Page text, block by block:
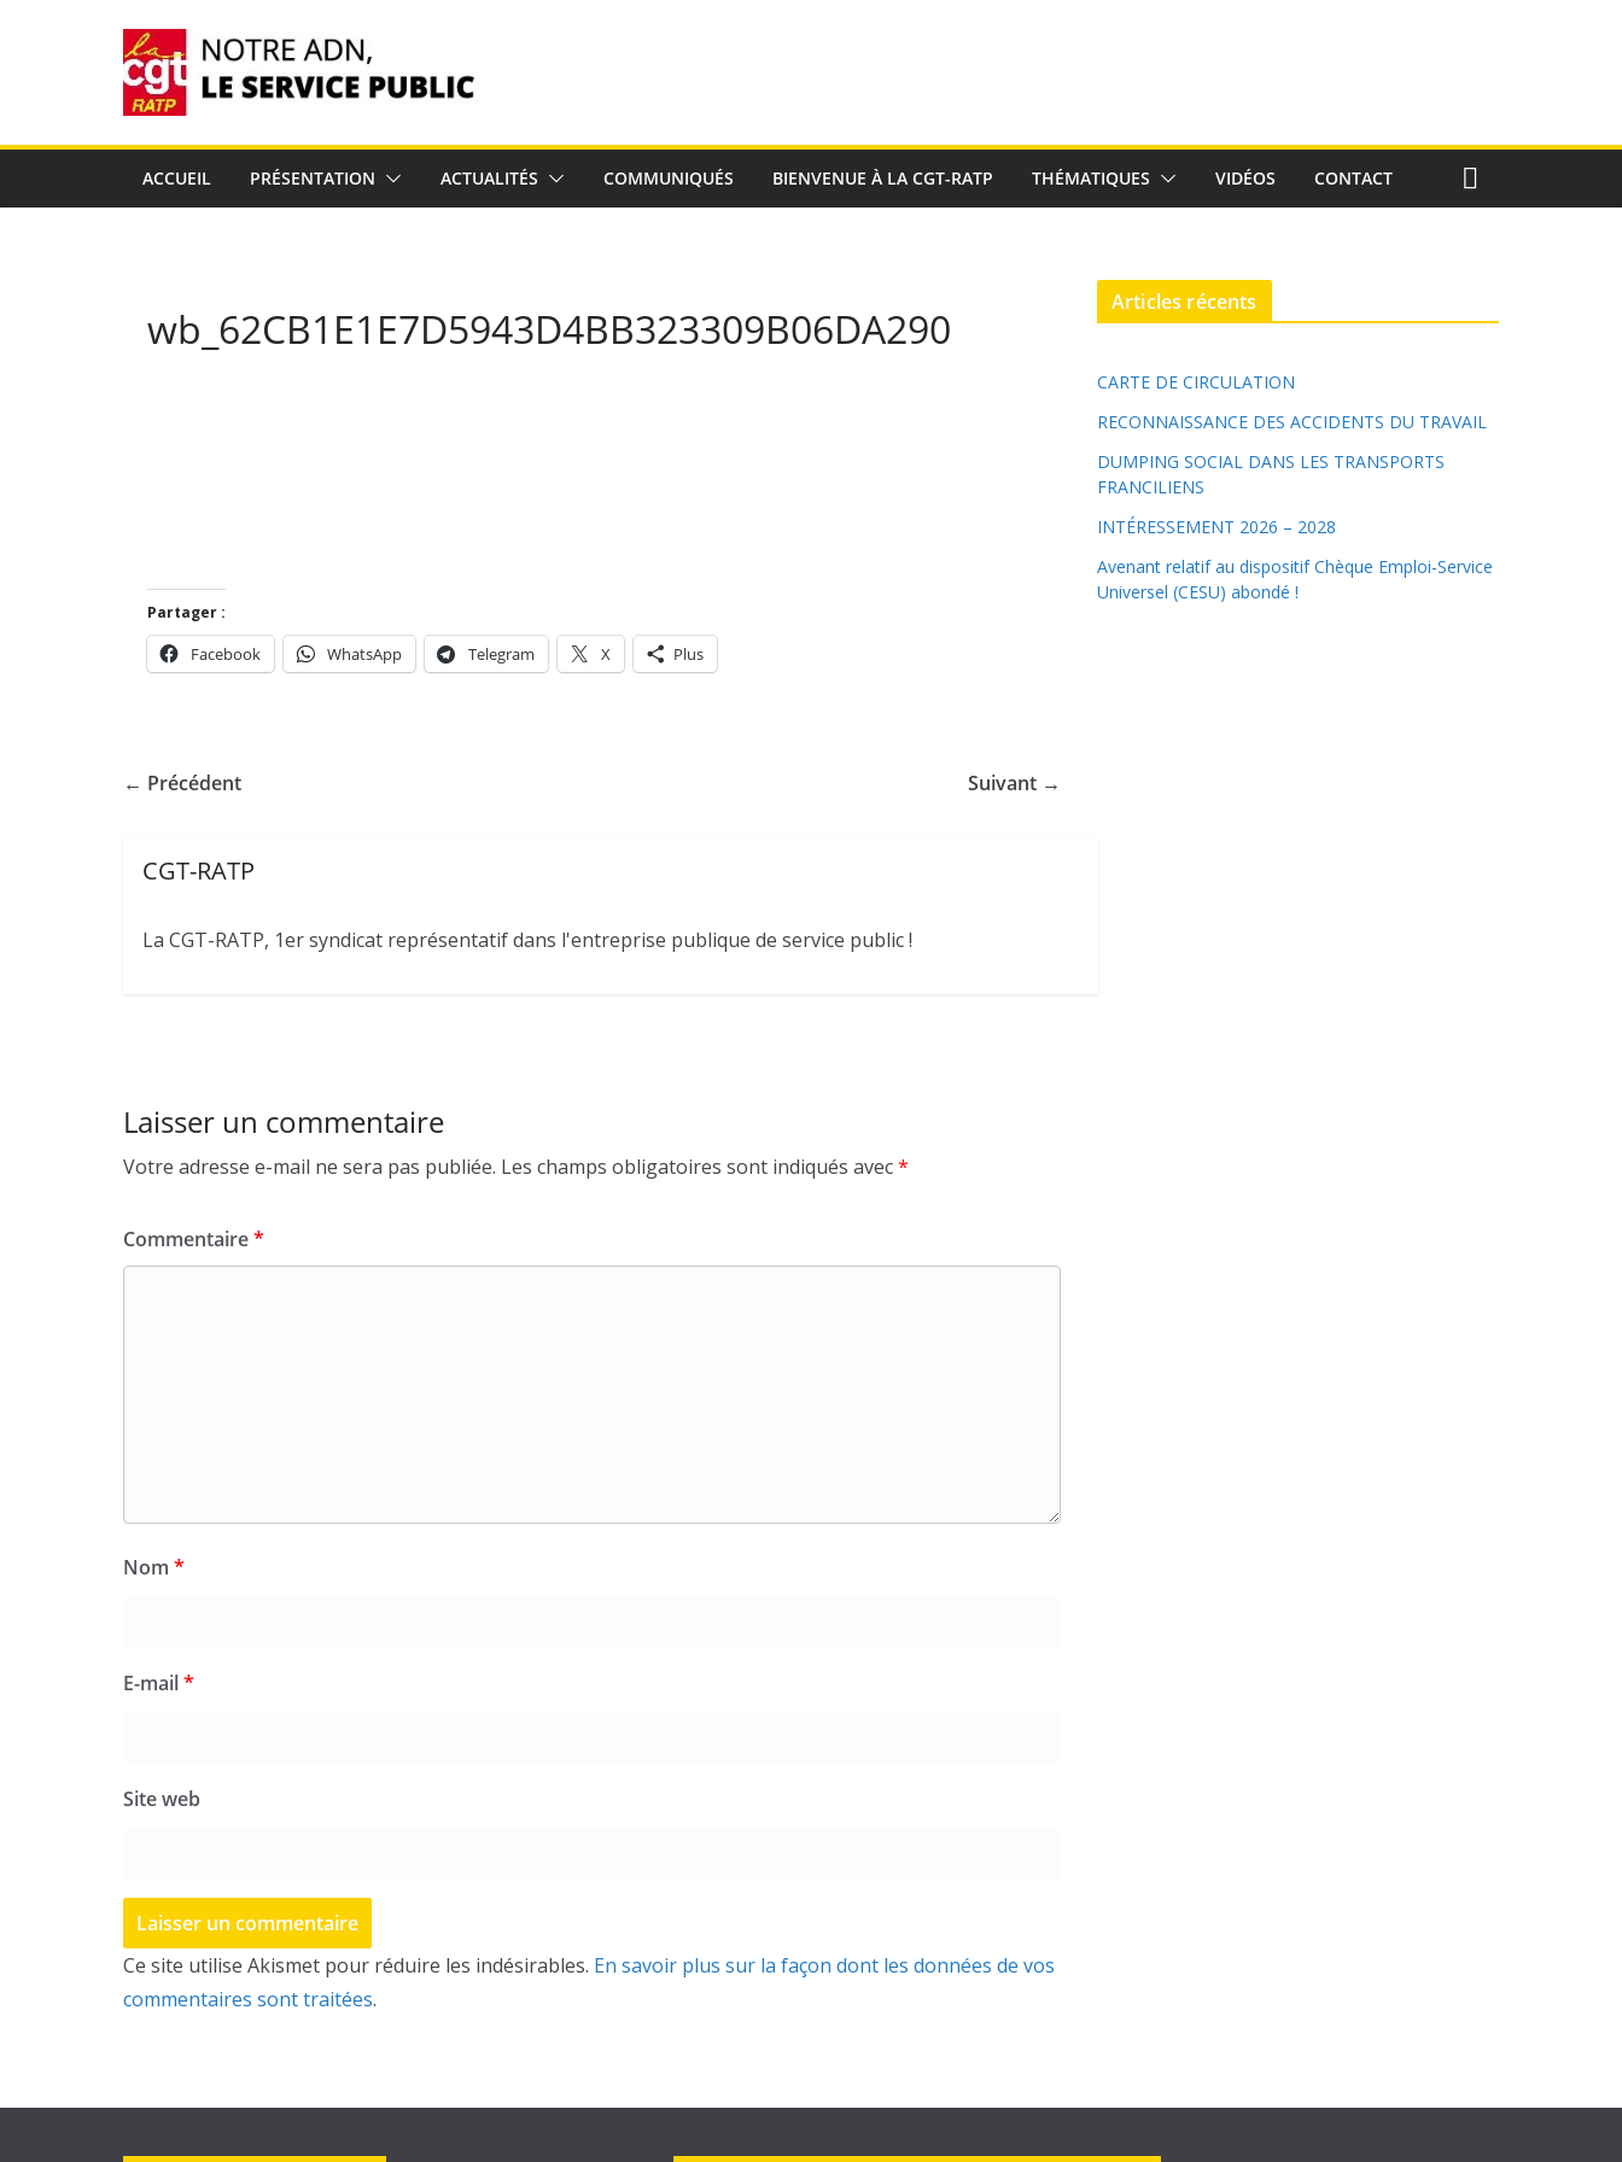
ACCUEIL PRÉSENTATION ACTUALITÉS COMMUNIQUÉS BIENVENUE À LA CGT-RATP THÉMATIQUES VIDÉOS CONTACT
wb_62CB1E1E7D5943D4BB323309B06DA290
Partager :
Facebook WhatsApp Telegram X Plus
← Précédent Suivant →
CGT-RATP
La CGT-RATP, 1er syndicat représentatif dans l'entreprise publique de service public !
Laisser un commentaire
Votre adresse e-mail ne sera pas publiée. Les champs obligatoires sont indiqués avec*
Commentaire*
Nom *
E-mail*
Site web
Ce site utilise Akismet pour réduire les indésirables. En savoir plus sur la façon dont les données de vos
commentaires sont traitées.
Articles récents
CARTE DE CIRCULATION
RECONNAISSANCE DES ACCIDENTS DU TRAVAIL
DUMPING SOCIAL DANS LES TRANSPORTS
FRANCILIENS
INTÉRESSEMENT 2026 – 2028
Avenant relatif au dispositif Chèque Emploi-Service
Universel (CESU) abondé !